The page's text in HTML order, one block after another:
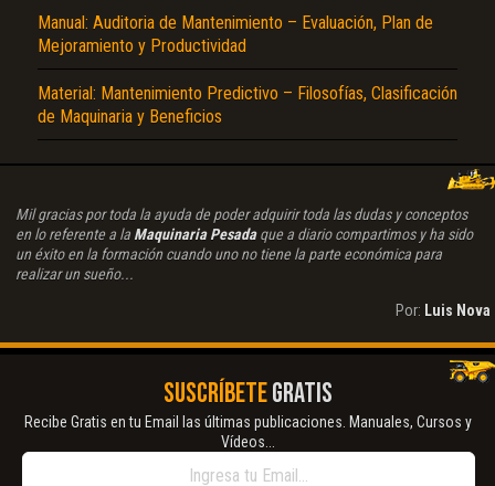
Manual: Auditoria de Mantenimiento – Evaluación, Plan de
Mejoramiento y Productividad
Material: Mantenimiento Predictivo – Filosofías, Clasificación
de Maquinaria y Beneficios
Mil gracias por toda la ayuda de poder adquirir toda las dudas y conceptos
en lo referente a la Maquinaria Pesadaque a diario compartimos y ha sido
un éxito en la formación cuando uno no tiene la parte económica para
realizar un sueño...
Por: Luis Nova
SUSCRÍBETEGRATIS
Recibe Gratis en tu Email las últimas publicaciones. Manuales, Cursos y
Vídeos...